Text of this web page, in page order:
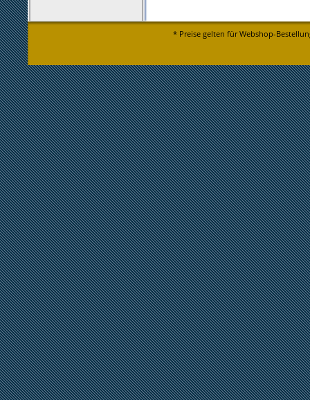
* Preise gelten für Webshop-